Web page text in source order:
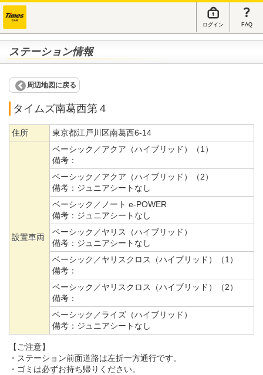
ログイン FAQ
ステーション情報
周辺地図に戻る
タイムズ南葛西第４
住所 東京都江戸川区南葛西6-14
設置車両
ベーシック／アクア（ハイブリッド）（1）
備考：
ベーシック／アクア（ハイブリッド）（2）
備考： ジュニアシートなし
ベーシック／ノート e-POWER
備考： ジュニアシートなし
ベーシック／ヤリス（ハイブリッド）
備考： ジュニアシートなし
ベーシック／ヤリスクロス（ハイブリッド）（1）
備考：
ベーシック／ヤリスクロス（ハイブリッド）（2）
備考：
ベーシック／ライズ（ハイブリッド）
備考： ジュニアシートなし
【ご注意】
・ステーション前面道路は左折一方通行です。
・ゴミは必ずお持ち帰りください。